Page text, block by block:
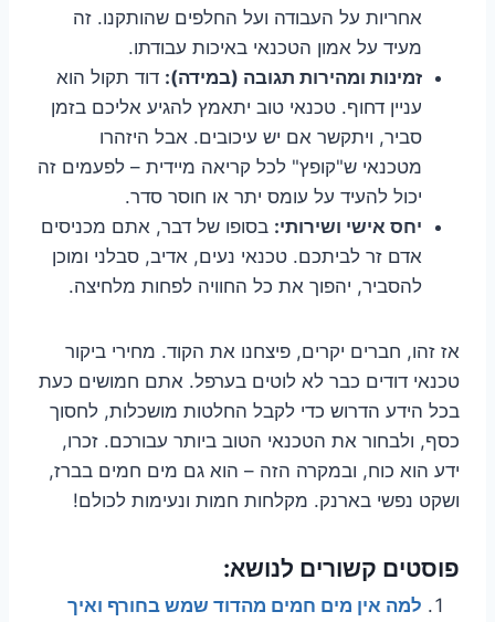
אחריות על העבודה ועל החלפים שהותקנו. זה
מעיד על אמון הטכנאי באיכות עבודתו.
זמינות ומהירות תגובה (במידה): דוד תקול הוא
עניין דחוף. טכנאי טוב יתאמץ להגיע אליכם בזמן
סביר, ויתקשר אם יש עיכובים. אבל היזהרו
מטכנאי ש"קופץ" לכל קריאה מיידית – לפעמים זה
יכול להעיד על עומס יתר או חוסר סדר.
יחס אישי ושירותי: בסופו של דבר, אתם מכניסים
אדם זר לביתכם. טכנאי נעים, אדיב, סבלני ומוכן
להסביר, יהפוך את כל החוויה לפחות מלחיצה.
אז זהו, חברים יקרים, פיצחנו את הקוד. מחירי ביקור
טכנאי דודים כבר לא לוטים בערפל. אתם חמושים כעת
בכל הידע הדרוש כדי לקבל החלטות מושכלות, לחסוך
כסף, ולבחור את הטכנאי הטוב ביותר עבורכם. זכרו,
ידע הוא כוח, ובמקרה הזה – הוא גם מים חמים בברז,
ושקט נפשי בארנק. מקלחות חמות ונעימות לכולם!
פוסטים קשורים לנושא:
למה אין מים חמים מהדוד שמש בחורף ואיך